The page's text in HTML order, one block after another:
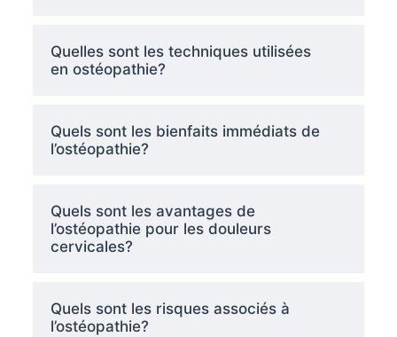
Quelles sont les techniques utilisées
en ostéopathie?
Quels sont les bienfaits immédiats de
l’ostéopathie?
Quels sont les avantages de
l’ostéopathie pour les douleurs
cervicales?
Quels sont les risques associés à
l’ostéopathie?